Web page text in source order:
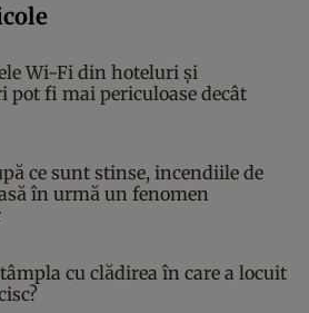
Wi-Fi din hoteluri și
pot fi mai periculoase decât
ce sunt stinse, incendiile de
în urmă un fenomen
cu clădirea în care a locuit